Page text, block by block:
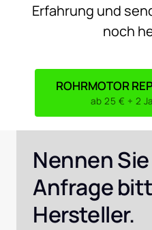
Erfahrung und
noch
ROHRMOTOR
ab 25 € + 2
Nennen
Anfrage
Hersteller.